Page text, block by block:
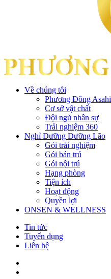
Về chúng tôi
Phương Đông Asahi
Cơ sở vật chất
Đội ngũ nhân sự
Trải nghiệm 360
Nghỉ Dưỡng Dưỡng Lão
Gói trải nghiệm
Gói bán trú
Gói nội trú
Hạng phòng
Tiện ích
Hoạt động
Quyền lợi
ONSEN & WELLNESS
Tin tức
Tuyển dụng
Liên hệ